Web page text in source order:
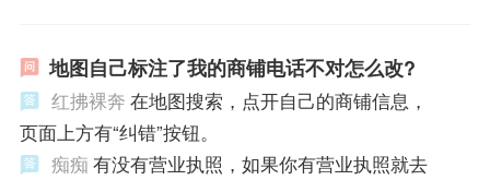
地图自己标注了我的商铺电话不对怎么改?
红拂裸奔 在地图搜索，点开自己的商铺信息，
页面上方有“纠错”按钮。
痴痴 有没有营业执照，如果你有营业执照就去